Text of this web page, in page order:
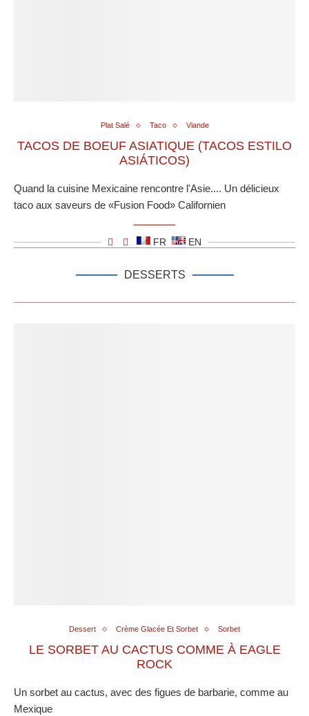
Plat Salé Taco Viande
TACOS DE BOEUF ASIATIQUE (TACOS ESTILO
ASIÁTICOS)
Quand la cuisine Mexicaine rencontre l'Asie.... Un délicieux
taco aux saveurs de «Fusion Food» Californien
FR EN
DESSERTS
Dessert Crème Glacée Et Sorbet Sorbet
LE SORBET AU CACTUS COMME À EAGLE
ROCK
Un sorbet au cactus, avec des figues de barbarie, comme au
Mexique